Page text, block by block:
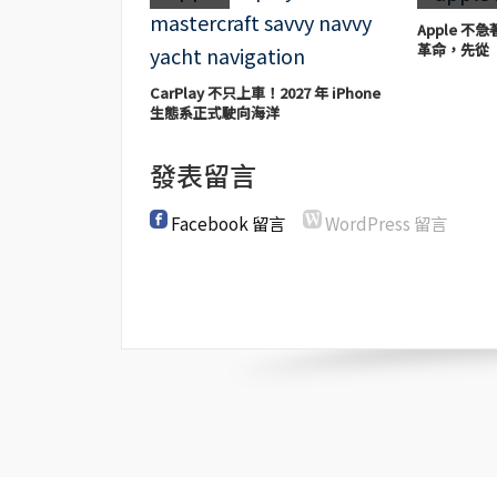
CarPlay 不只上車！2027 年 iPhone
生態系正式駛向海洋
Apple 不急
革命，先從
發表留言
Facebook 留言 WordPress 留言